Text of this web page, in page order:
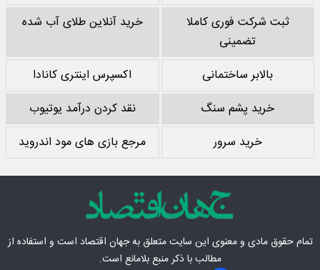
ثبت شرکت فوری کاملا
تضمینی
خرید آنلاین طلای آب شده
بالابر ساختمانی
اکسپرس اینتری کانادا
خرید پشم سنگ
نقد کردن درآمد یوتیوب
خرید سرور
مرجع بازی های مود اندروید
تمام حقوق مادی‌ و معنوی این سایت متعلق بهجهان اقتصاد است و استفاده از
مطالب با ذکر منبع بلامانع است.